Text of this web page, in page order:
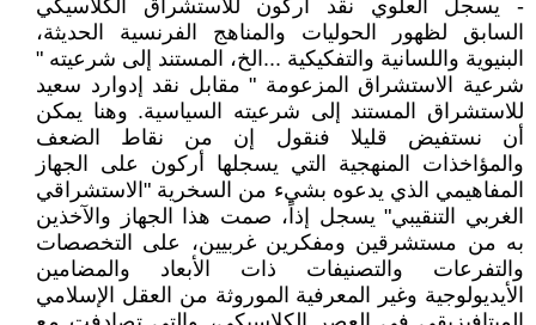
- يسجل العلوي نقد أركون للاستشراق الكلاسيكي
السابق لظهور الحوليات والمناهج الفرنسية الحديثة،
البنيوية واللسانية والتفكيكية ...الخ، المستند إلى شرعيته "
شرعية الاستشراق المزعومة " مقابل نقد إدوارد سعيد
للاستشراق المستند إلى شرعيته السياسية. وهنا يمكن
أن نستفيض قليلا فنقول إن من نقاط الضعف
والمؤاخذات المنهجية التي يسجلها أركون على الجهاز
المفاهيمي الذي يدعوه بشيء من السخرية "الاستشراقي
الغربي التنقيبي" يسجل إذاً، صمت هذا الجهاز والآخذين
به من مستشرقين ومفكرين غربيين، على التخصصات
والتفرعات والتصنيفات ذات الأبعاد والمضامين
الأيديولوجية وغير المعرفية الموروثة من العقل الإسلامي